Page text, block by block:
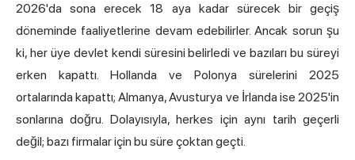
2026'da sona erecek 18 aya kadar sürecek bir geçiş
döneminde faaliyetlerine devam edebilirler. Ancak sorun şu
ki, her üye devlet kendi süresini belirledi ve bazıları bu süreyi
erken kapattı. Hollanda ve Polonya sürelerini 2025
ortalarında kapattı; Almanya, Avusturya ve İrlanda ise 2025'in
sonlarına doğru. Dolayısıyla, herkes için aynı tarih geçerli
değil; bazı firmalar için bu süre çoktan geçti.